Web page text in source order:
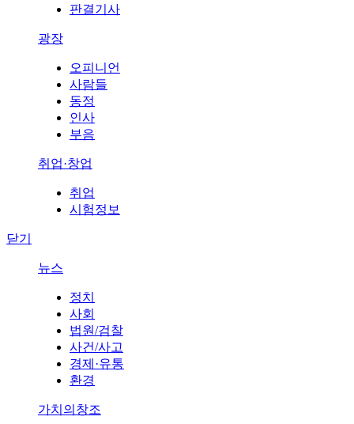
판결기사
광장
오피니언
사람들
동정
인사
부음
취업·창업
취업
시험정보
닫기
뉴스
정치
사회
법원/검찰
사건/사고
경제·유통
환경
가치의창조